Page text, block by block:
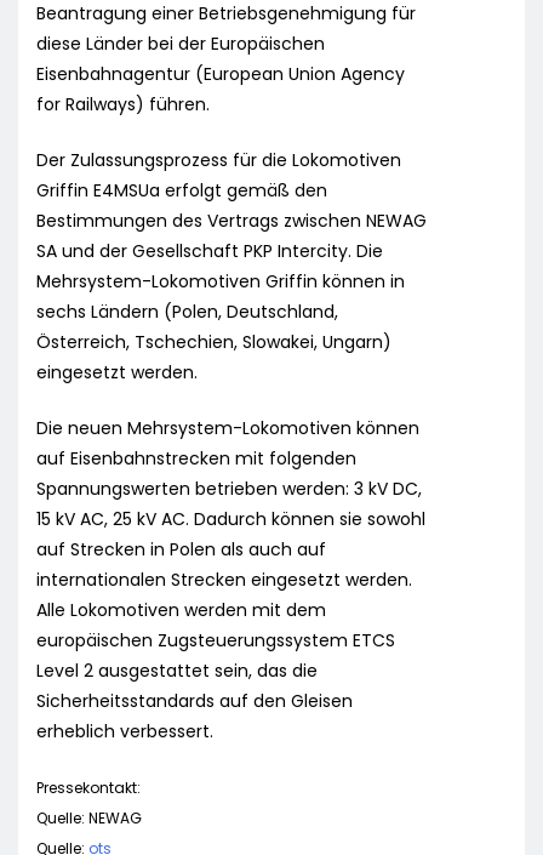
Beantragung einer Betriebsgenehmigung für
diese Länder bei der Europäischen
Eisenbahnagentur (European Union Agency
for Railways) führen.
Der Zulassungsprozess für die Lokomotiven
Griffin E4MSUa erfolgt gemäß den
Bestimmungen des Vertrags zwischen NEWAG
SA und der Gesellschaft PKP Intercity. Die
Mehrsystem-Lokomotiven Griffin können in
sechs Ländern (Polen, Deutschland,
Österreich, Tschechien, Slowakei, Ungarn)
eingesetzt werden.
Die neuen Mehrsystem-Lokomotiven können
auf Eisenbahnstrecken mit folgenden
Spannungswerten betrieben werden: 3 kV DC,
15 kV AC, 25 kV AC. Dadurch können sie sowohl
auf Strecken in Polen als auch auf
internationalen Strecken eingesetzt werden.
Alle Lokomotiven werden mit dem
europäischen Zugsteuerungssystem ETCS
Level 2 ausgestattet sein, das die
Sicherheitsstandards auf den Gleisen
erheblich verbessert.
Pressekontakt:
Quelle: NEWAG
Quelle: ots